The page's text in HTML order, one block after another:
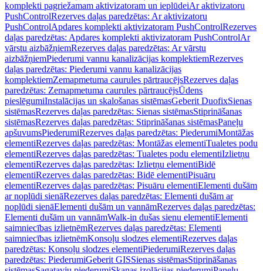
komplekti pagriežamam aktivizatoram un ieplūdeiAr aktivizatoru
PushControlRezerves daļas paredzētas: Ar aktivizatoru
PushControlApdares komplekti aktivizatoram PushControlRezerves
daļas paredzētas: Apdares komplekti aktivizatoram PushControlAr
vārstu aizbāžņiemRezerves daļas paredzētas: Ar vārstu
aizbāžņiemPiederumi vannu kanalizācijas komplektiemRezerves
daļas paredzētas: Piederumi vannu kanalizācijas
komplektiemZemapmetuma caurules pārtraucējsRezerves daļas
paredzētas: Zemapmetuma caurules pārtraucējsŪdens
pieslēgumiInstalācijas un skalošanas sistēmasGeberit DuofixSienas
sistēmasRezerves daļas paredzētas: Sienas sistēmasStiprināšanas
sistēmasRezerves daļas paredzētas: Stiprināšanas sistēmasPaneļu
apšuvumsPiederumiRezerves daļas paredzētas: PiederumiMontāžas
elementiRezerves daļas paredzētas: Montāžas elementiTualetes podu
elementiRezerves daļas paredzētas: Tualetes podu elementiIzlietņu
elementiRezerves daļas paredzētas: Izlietņu elementiBidē
elementiRezerves daļas paredzētas: Bidē elementiPisuāru
elementiRezerves daļas paredzētas: Pisuāru elementiElementi dušām
ar noplūdi sienāRezerves daļas paredzētas: Elementi dušām ar
noplūdi sienāElementi dušām un vannāmRezerves daļas paredzētas:
Elementi dušām un vannāmWalk-in dušas sienu elementiElementi
saimniecības izlietnēmRezerves daļas paredzētas: Elementi
saimniecības izlietnēmKonsoļu slodzes elementiRezerves daļas
paredzētas: Konsoļu slodzes elementiPiederumiRezerves daļas
paredzētas: PiederumiGeberit GISSienas sistēmasStiprināšanas